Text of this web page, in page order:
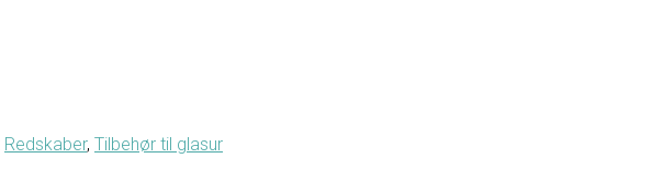
Redskaber, Tilbehør til glasur